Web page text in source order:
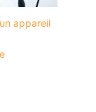
un SERVICE
Si vous avez des
des demandes,
e-mail
appareil